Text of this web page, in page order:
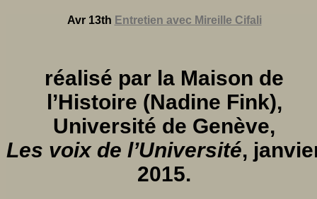
Avr 13th Entretien avec Mireille Cifali
réalisé par la Maison de
l’Histoire (Nadine Fink),
Université de Genève,
Les voix de l’Université,
2015.